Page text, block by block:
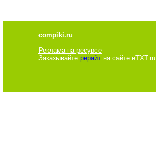
compiki.ru
Реклама на ресурсе
Заказывайте рерайт на сайте eTXT.ru